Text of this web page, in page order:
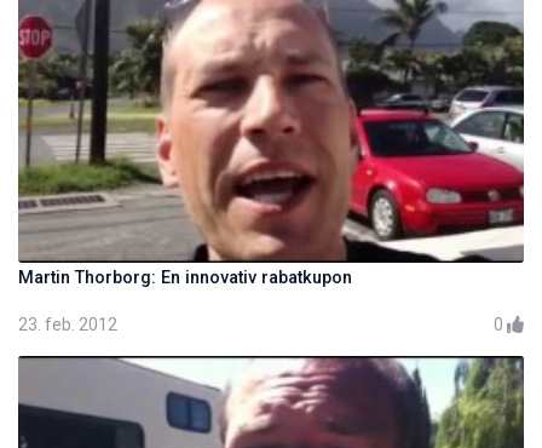
Martin Thorborg: En innovativ rabatkupon
23. feb. 2012 0